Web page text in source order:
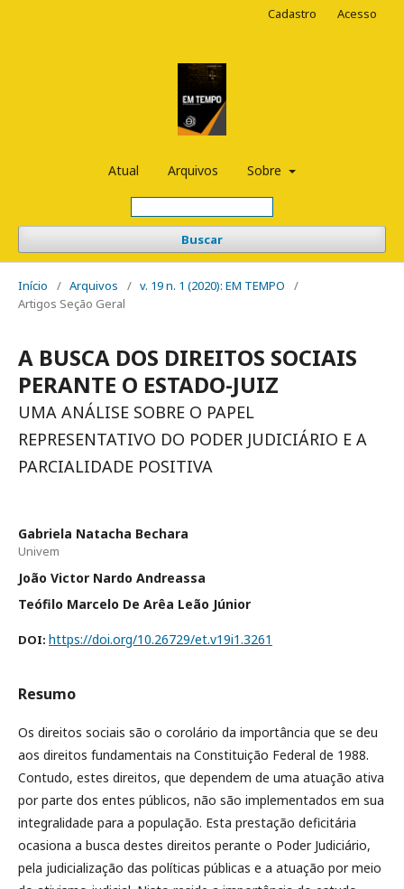
Atual Arquivos Sobre
Buscar
Cadastro Acesso
Início / Arquivos / v. 19 n. 1 (2020): EM TEMPO
/
Artigos Seção Geral
A BUSCA DOS DIREITOS SOCIAIS
PERANTE O ESTADO-JUIZ
UMA ANÁLISE SOBRE O PAPEL
REPRESENTATIVO DO PODER JUDICIÁRIO E A
PARCIALIDADE POSITIVA
Gabriela Natacha Bechara
Univem
João Victor Nardo Andreassa
Teófilo Marcelo De Arêa Leão Júnior
DOI: https://doi.org/10.26729/et.v19i1.3261
Resumo
Os direitos sociais são o corolário da importância que se deu
aos direitos fundamentais na Constituição Federal de 1988.
Contudo, estes direitos, que dependem de uma atuação ativa
por parte dos entes públicos, não são implementados em sua
integralidade para a população. Esta prestação deficitária
ocasiona a busca destes direitos perante o Poder Judiciário,
pela judicialização das políticas públicas e a atuação por meio